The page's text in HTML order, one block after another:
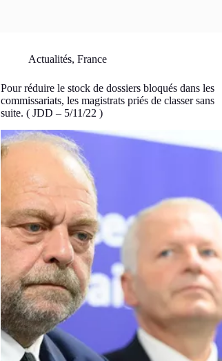
Actualités,France
Pour réduire le stock de dossiers bloqués dans les
commissariats, les magistrats priés de classer sans
suite. ( JDD – 5/11/22 )